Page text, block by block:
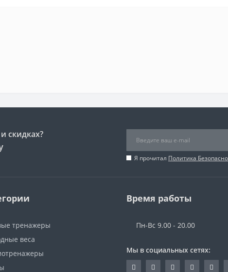
скидках?
Я прочитал Политика
тренажеры
веса
Время работы
Пн-Вс 9.00 - 20.00
Мы в социальных сетях: